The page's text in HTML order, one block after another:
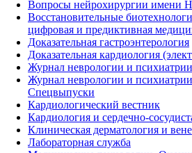
Вопросы нейрохирургии имени
Восстановительные
цифровая и предиктивная
Доказательная гастроэнтерология
Доказательная кардиология
Журнал неврологии и
Журнал неврологии и
Спецвыпуски
Кардиологический вестник
Кардиология и сердечно-
Клиническая дерматология и
Лабораторная служба